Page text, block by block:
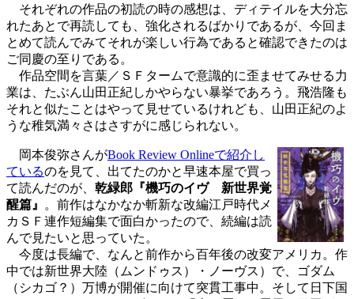
それぞれの作品の初読の時の感想は、ディテイルを大分忘
れたあとで再読しても、強化されるばかりであるが、今回ま
とめて読んでみてそれが楽しい行為であると確認できたのは
ご同慶の至りである。
作品空間を言葉／ＳＦタームで意識的に歪ませてみせる力
業は、たぶん山田正紀しかやらない暴挙であろう。飛浩隆も
それと似たことはやって見せているけれども、山田正紀のよ
うな稚気満々さはさすがに感じられない。
岡本俊弥さんがBook Review Onlineで紹介し
ているのを見て、出てたのかと早速本屋で買っ
て読んだのが、 乾緑郎『機巧のイヴ 新世界覚
醒篇』
。前作はなかなか斬新な改編江戸時代メ
カＳＦ連作短編集で面白かったので、続編は読
んで見たいと思っていた。
今度は長編で、なんと前作から百年後の改変アメリカ。作
中では新世界大陸（ムンドゥス）・ノーヴス）で、ゴダム
（シカゴ？）万博が開催に向けて突貫工事中。そして日下国